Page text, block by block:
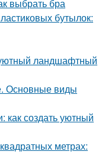
выбрать бра
бутылок:
ландшафтный
Основные виды
как создать уютный
метрах: